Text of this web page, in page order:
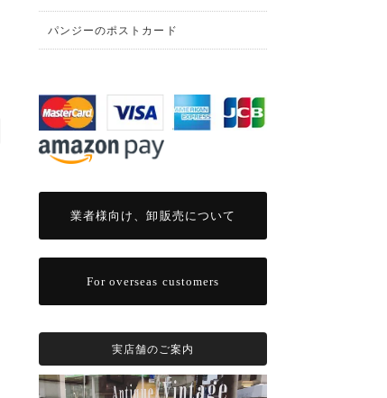
パンジーのポストカード
業者様向け、卸販売について
For overseas customers
実店舗のご案内